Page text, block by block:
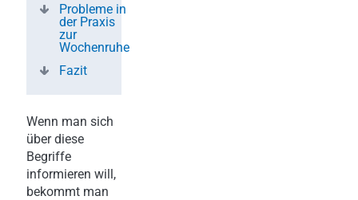
Probleme in
der Praxis
zur
Wochenruhe
Fazit
Wenn man sich
über diese
Begriffe
informieren will,
bekommt man